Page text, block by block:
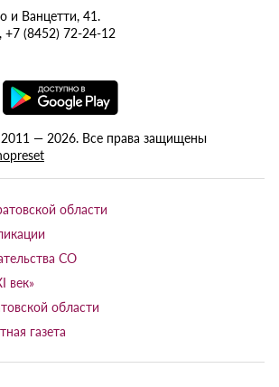
и Ванцетти, 41.
+7 (8452) 72-24-12
— 2026. Все права защищены
области
СО
век»
области
газета